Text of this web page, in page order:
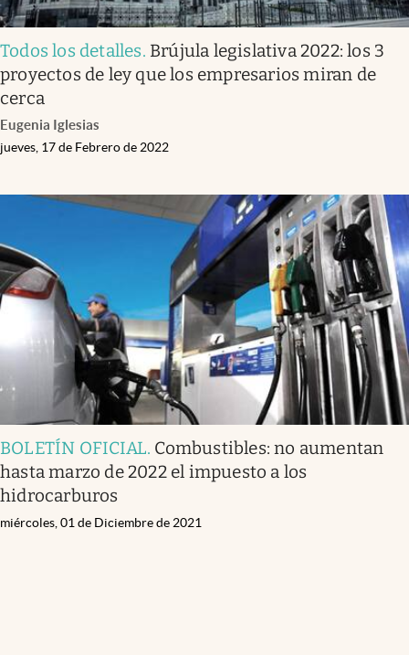
Todos los detalles. Brújula legislativa 2022: los 3
proyectos de ley que los empresarios miran de
cerca
Eugenia Iglesias
jueves, 17 de Febrero de 2022
BOLETÍN OFICIAL. Combustibles: no aumentan
hasta marzo de 2022 el impuesto a los
hidrocarburos
miércoles, 01 de Diciembre de 2021